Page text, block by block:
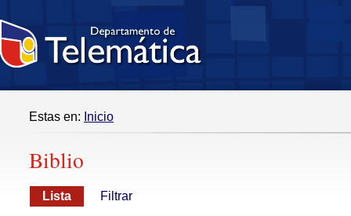
Estas en: Inicio
Biblio
Lista Filtrar